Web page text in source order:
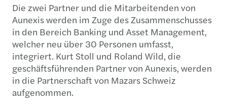
Die zwei Partner und die Mitarbeitenden von
Aunexis werden im Zuge des Zusammenschusses
in den Bereich Banking und Asset Management,
welcher neu über 30 Personen umfasst,
integriert. Kurt Stoll und Roland Wild, die
geschäftsführenden Partner von Aunexis, werden
in die Partnerschaft von Mazars Schweiz
aufgenommen.